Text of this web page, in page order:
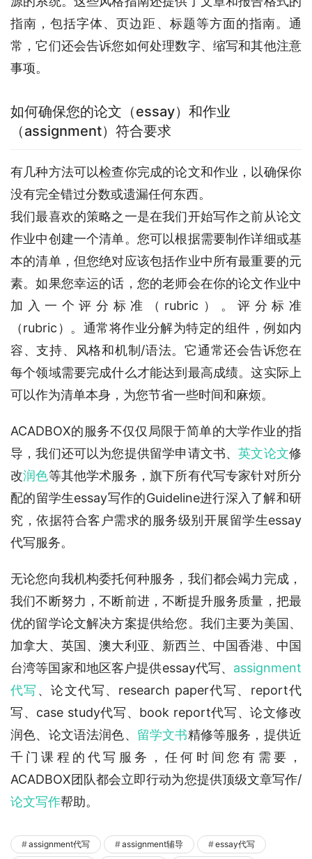
指南，包括字体、页边距、标题等方面的指南。通
常，它们还会告诉您如何处理数字、缩写和其他注意
事项。
如何确保您的论文（essay）和作业
（assignment）符合要求
有几种方法可以检查你完成的论文和作业，以确保你
没有完全错过分数或遗漏任何东西。
我们最喜欢的策略之一是在我们开始写作之前从论文
作业中创建一个清单。您可以根据需要制作详细或基
本的清单，但您绝对应该包括作业中所有最重要的元
素。如果您幸运的话，您的老师会在你的论文作业中
加入一个评分标准（rubric）。评分标准
（rubric）。通常将作业分解为特定的组件，例如内
容、支持、风格和机制/语法。它通常还会告诉您在
每个领域需要完成什么才能达到最高成绩。这实际上
可以作为清单本身，为您节省一些时间和麻烦。
ACADBOX的服务不仅仅局限于简单的大学作业的指
导，我们还可以为您提供留学申请文书、英文论文修
改润色等其他学术服务，旗下所有代写专家针对所分
配的留学生essay写作的Guideline进行深入了解和研
究，依据符合客户需求的服务级别开展留学生essay
代写服务。
无论您向我机构委托何种服务，我们都会竭力完成，
我们不断努力，不断前进，不断提升服务质量，把最
优的留学论文解决方案提供给您。我们主要为美国、
加拿大、英国、澳大利亚、新西兰、中国香港、中国
台湾等国家和地区客户提供essay代写、 assignment
代写 、论文代写、research paper代写、report代
写、case study代写、book report代写、论文修改
润色、论文语法润色、 留学文书精修等服务，提供近
千门课程的代写服务，任何时间您有需要，
ACADBOX团队都会立即行动为您提供顶级文章写作/
论文写作帮助。
assignment代写 assignment辅导
essay代写